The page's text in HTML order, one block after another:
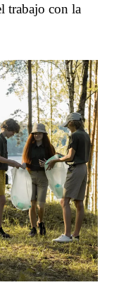
trabajo con la